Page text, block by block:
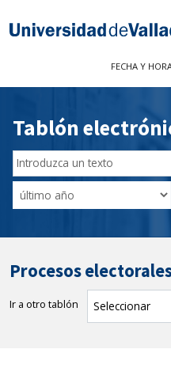
Sede
FECHA Y
Tablón
Buscador
del
Tablón
Filtro
de
Procesos
Ir a otro tablón Seleccionar